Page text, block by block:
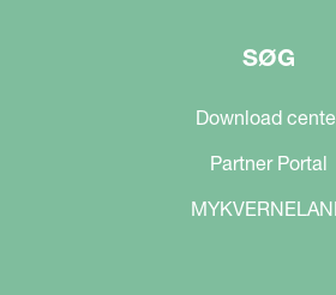
SØG
Download
Partner Portal